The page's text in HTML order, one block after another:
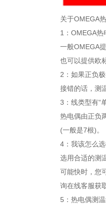
关于OMEGA
1：OMEGA热
一般OMEGA
也可以提供欧
2：如果正负
接错的话，测
3：线类型有“
热电偶由正负
(一般是7根)。
4：我该怎么
选用合适的测
可能快时，您
询在线客服获
5：热电偶测